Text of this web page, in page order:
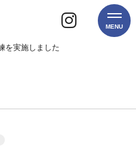
MENU
を実施しました